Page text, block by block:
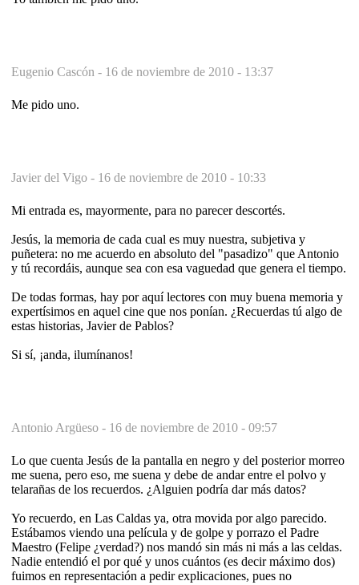
Eugenio Cascón - 16 de noviembre de 2010 - 13:37
Me pido uno.
Javier del Vigo - 16 de noviembre de 2010 - 10:33
Mi entrada es, mayormente, para no parecer descortés.
Jesús, la memoria de cada cual es muy nuestra, subjetiva y
puñetera: no me acuerdo en absoluto del "pasadizo" que Antonio
y tú recordáis, aunque sea con esa vaguedad que genera el tiempo.
De todas formas, hay por aquí lectores con muy buena memoria y
expertísimos en aquel cine que nos ponían. ¿Recuerdas tú algo de
estas historias, Javier de Pablos?
Si sí, ¡anda, ilumínanos!
Antonio Argüeso - 16 de noviembre de 2010 - 09:57
Lo que cuenta Jesús de la pantalla en negro y del posterior morreo
me suena, pero eso, me suena y debe de andar entre el polvo y
telarañas de los recuerdos. ¿Alguien podría dar más datos?
Yo recuerdo, en Las Caldas ya, otra movida por algo parecido.
Estábamos viendo una película y de golpe y porrazo el Padre
Maestro (Felipe ¿verdad?) nos mandó sin más ni más a las celdas.
Nadie entendió el por qué y unos cuántos (es decir máximo dos)
fuimos en representación a pedir explicaciones, pues no